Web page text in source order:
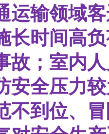
运输领域
长时间高
故；室内
安全压力
不到位、